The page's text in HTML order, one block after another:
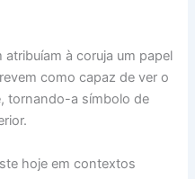
à coruja um papel
como capaz de ver o
tornando-a símbolo de
hoje em contextos